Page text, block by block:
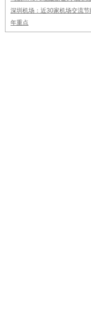
深圳机场：近30家机场交流
年重点